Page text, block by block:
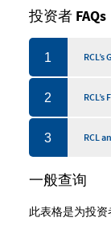
投资者 FAQs
1
2
3 RCL
一般查询
此表格是为投